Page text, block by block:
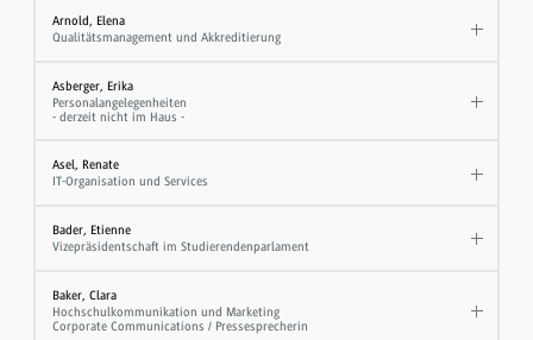
Arnold, Elena
Qualitätsmanagement und Akkreditierung
Asberger, Erika
Personalangelegenheiten
- derzeit nicht im Haus -
Asel, Renate
IT-Organisation und Services
Bader, Etienne
Vizepräsidentschaft im Studierendenparlament
Baker, Clara
Hochschulkommunikation und Marketing
Corporate Communications / Pressesprecherin